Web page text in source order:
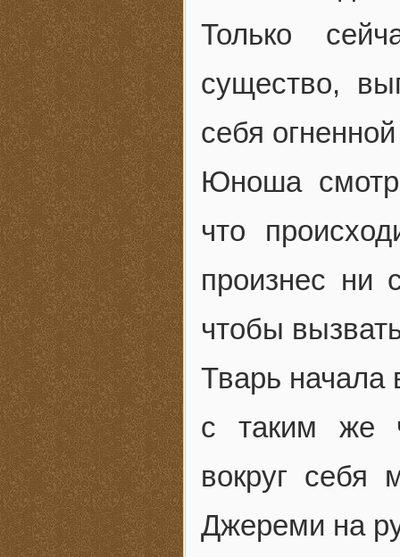
Только
существо,
себя
Юноша
что
произнес ни
чтобы
Тварь начала
с таким же
вокруг себя
Джереми на